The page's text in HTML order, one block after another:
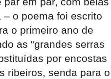
o poema foi escrito
o primeiro ano de
as “grandes serras
por encostas
ribeiros, senda para o